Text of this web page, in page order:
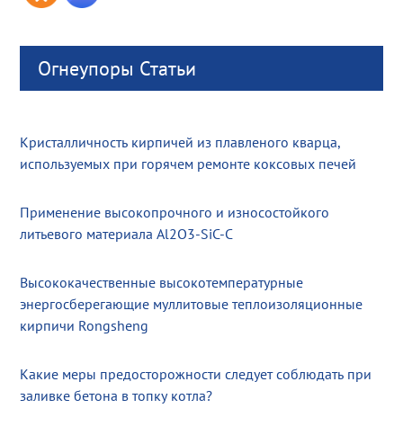
Огнеупоры Статьи
Кристалличность кирпичей из плавленого кварца,
используемых при горячем ремонте коксовых печей
Применение высокопрочного и износостойкого
литьевого материала Al2O3-SiC-C
Высококачественные высокотемпературные
энергосберегающие муллитовые теплоизоляционные
кирпичи Rongsheng
Какие меры предосторожности следует соблюдать при
заливке бетона в топку котла?